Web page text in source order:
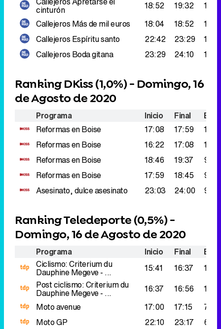
cinturón 18:52 19:32
Callejeros Más de mil euros 18:04 18:52
Callejeros Espíritu santo 22:42 23:29
Callejeros Boda gitana 23:29 24:10
Ranking DKiss (1,0%) - Domingo, 16
de Agosto de 2020
Programa Inicio Final
Reformas en Boise
17:08 17:59
Reformas en Boise
16:22 17:08
Reformas en Boise
18:46 19:37
Reformas en Boise
17:59 18:45
Asesinato, dulce asesinato
23:03 24:00
Ranking Teledeporte (0,5%) -
Domingo, 16 de Agosto de 2020
Programa Inicio Final
Ciclismo: Criterium du
DauphineMegeve - ... 15:41 16:37
Post ciclismo: Criterium du
DauphineMegeve - ... 16:37 16:56
Moto avenue
17:00 17:15
Moto GP
22:10 23:17